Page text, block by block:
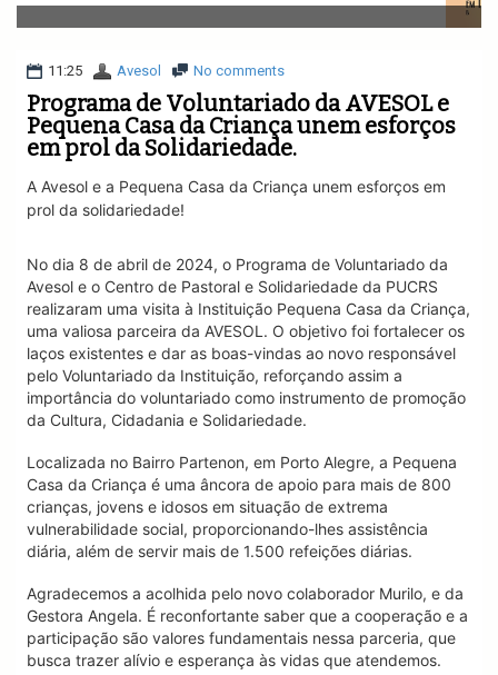
v
i
a
i
o
n
11:25 Avesol No comments
Programa de Voluntariado da AVESOL e
Pequena Casa da Criança unem esforços
em prol da Solidariedade.
A Avesol e a Pequena Casa da Criança unem esforços em
prol da solidariedade!
No dia 8 de abril de 2024, o Programa de Voluntariado da
Avesol e o Centro de Pastoral e Solidariedade da PUCRS
realizaram uma visita à Instituição Pequena Casa da Criança,
uma valiosa parceira da AVESOL. O objetivo foi fortalecer os
laços existentes e dar as boas-vindas ao novo responsável
pelo Voluntariado da Instituição, reforçando assim a
importância do voluntariado como instrumento de promoção
da Cultura, Cidadania e Solidariedade.
Localizada no Bairro Partenon, em Porto Alegre, a Pequena
Casa da Criança é uma âncora de apoio para mais de 800
crianças, jovens e idosos em situação de extrema
vulnerabilidade social, proporcionando-lhes assistência
diária, além de servir mais de 1.500 refeições diárias.
Agradecemos a acolhida pelo novo colaborador Murilo, e da
Gestora Angela. É reconfortante saber que a cooperação e a
participação são valores fundamentais nessa parceria, que
busca trazer alívio e esperança às vidas que atendemos.